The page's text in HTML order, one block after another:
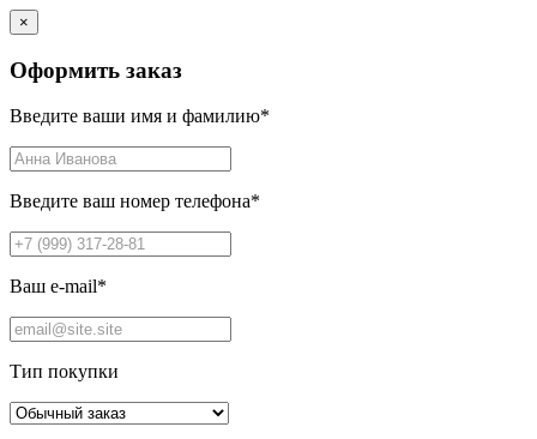
×
Оформить заказ
Введите ваши имя и фамилию*
Введите ваш номер телефона*
Ваш e-mail*
Тип покупки